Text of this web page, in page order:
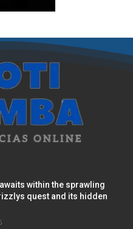
within the sprawling
quest and its hidden